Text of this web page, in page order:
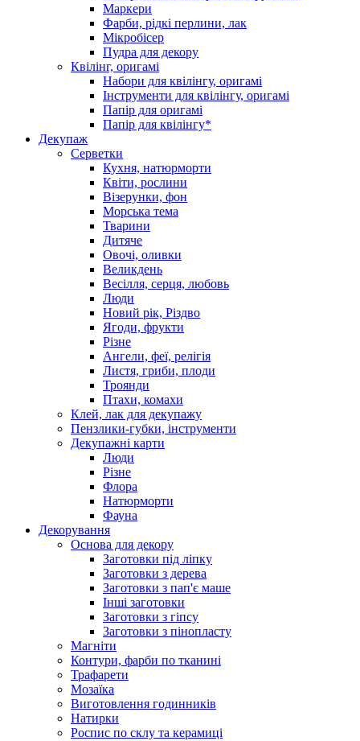
Маркери
Фарби, рідкі перлини, лак
Мікробісер
Пудра для декору
Квілінг, оригамі
Набори для квілінгу, оригамі
Інструменти для квілінгу, оригамі
Папір для оригамі
Папір для квілінгу*
Декупаж
Серветки
Кухня, натюрморти
Квіти, рослини
Візерунки, фон
Морська тема
Тварини
Дитяче
Овочі, оливки
Великдень
Весілля, серця, любовь
Люди
Новий рік, Різдво
Ягоди, фрукти
Різне
Ангели, феї, релігія
Листя, гриби, плоди
Троянди
Птахи, комахи
Клей, лак для декупажу
Пензлики-губки, інструменти
Декупажні карти
Люди
Різне
Флора
Натюрморти
Фауна
Декорування
Основа для декору
Заготовки під ліпку
Заготовки з дерева
Заготовки з пап'є маше
Інші заготовки
Заготовки з гіпсу
Заготовки з пінопласту
Магніти
Контури, фарби по тканині
Трафарети
Мозаїка
Виготовлення годинників
Натирки
Роспис по склу та керамиці